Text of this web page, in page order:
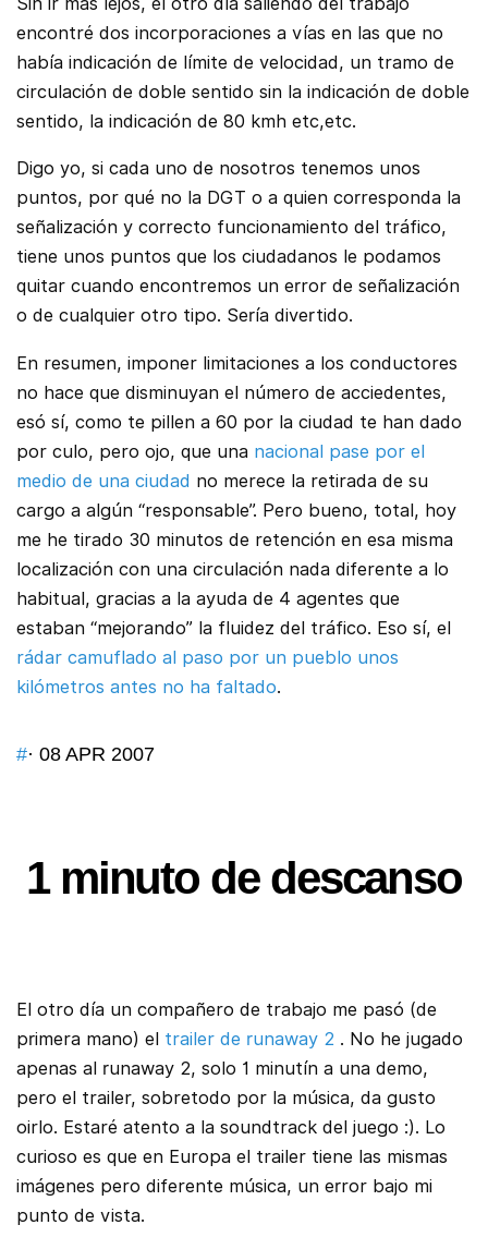
encontré dos incorporaciones a vías en las que no
había indicación de límite de velocidad, un tramo de
circulación de doble sentido sin la indicación de doble
sentido, la indicación de 80 kmh etc,etc.
Digo yo, si cada uno de nosotros tenemos unos
puntos, por qué no la DGT o a quien corresponda la
señalización y correcto funcionamiento del tráfico,
tiene unos puntos que los ciudadanos le podamos
quitar cuando encontremos un error de señalización
o de cualquier otro tipo. Sería divertido.
En resumen, imponer limitaciones a los conductores
no hace que disminuyan el número de acciedentes,
esó sí, como te pillen a 60 por la ciudad te han dado
por culo, pero ojo, que una nacional pase por el
medio de una ciudad no merece la retirada de su
cargo a algún “responsable”. Pero bueno, total, hoy
me he tirado 30 minutos de retención en esa misma
localización con una circulación nada diferente a lo
habitual, gracias a la ayuda de 4 agentes que
estaban “mejorando” la fluidez del tráfico. Eso sí, el
rádar camuflado al paso por un pueblo unos
kilómetros antes no ha faltado.
#· 08 APR 2007
1 minuto de descanso
El otro día un compañero de trabajo me pasó (de
primera mano) el trailer de runaway 2 . No he jugado
apenas al runaway 2, solo 1 minutín a una demo,
pero el trailer, sobretodo por la música, da gusto
oirlo. Estaré atento a la soundtrack del juego :). Lo
curioso es que en Europa el trailer tiene las mismas
imágenes pero diferente música, un error bajo mi
punto de vista.